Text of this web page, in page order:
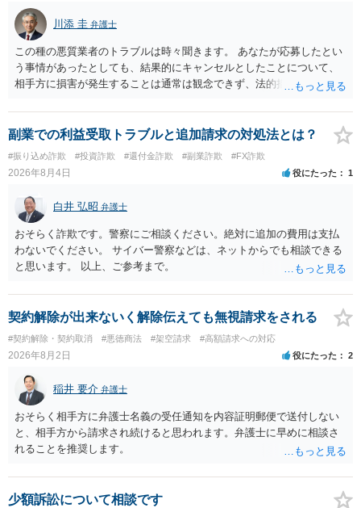
川添 圭 弁護士
この種の悪質業者のトラブルは時々聞きます。 あなたが応募したとい
う事情があったとしても、結果的にキャンセルとしたことについて、
相手方に損害が発生することは通常は観念できず、法的措置を採って
ず、最寄りの消費生活センターへ相談し、連絡を無視してよいかどう
かのアドバイスを受けられることをお勧めします。しつこいようであ
れば、弁護士へ依頼して警告してもらうことも必要になるかもしれま
せん。
副業での利益受取トラブルと追加請求の対処法とは？
#振り込め詐欺 #投資詐欺 #還付金詐欺 #副業詐欺 #FX詐欺
2026年8月4日 役にたった 1
白井 弘昭 弁護士
おそらく詐欺です。警察にご相談ください。絶対に追加の費用は支払
わないでください。 サイバー警察などは、ネットからでも相談できる
と思います。 以上、ご参考まで。
契約解除が出来ないく解除伝えても無視請求をされる
#契約解除・契約取消 #悪徳商法 #架空請求 #高額請求への対応
2026年8月2日 役にたった 2
稲井 要介 弁護士
おそらく相手方に弁護士名義の受任通知を内容証明郵便で送付しない
と、相手方から請求され続けると思われます。弁護士に早めに相談さ
れることを推奨します。
少額訴訟について相談です